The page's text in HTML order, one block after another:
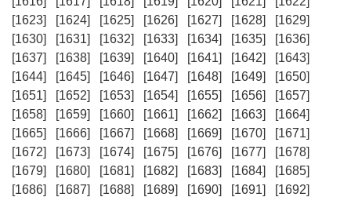
[1623]
[1624] [1625] [1626] [1627] [1628]
[1629]
[1630]
[1631] [1632] [1633] [1634] [1635]
[1636]
[1637]
[1638] [1639] [1640] [1641] [1642]
[1643]
[1644]
[1645] [1646] [1647] [1648] [1649]
[1650]
[1651]
[1652] [1653] [1654] [1655] [1656]
[1657]
[1658]
[1659] [1660] [1661] [1662] [1663]
[1664]
[1665]
[1666] [1667] [1668] [1669] [1670]
[1671]
[1672]
[1673] [1674] [1675] [1676] [1677]
[1678]
[1679]
[1680] [1681] [1682] [1683] [1684]
[1685]
[1686]
[1687] [1688] [1689] [1690] [1691]
[1692]